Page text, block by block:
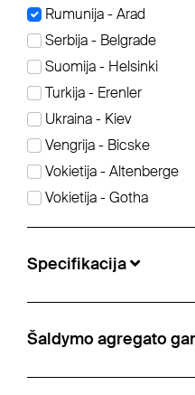
Rumunija - Arad
Serbija - Belgrade
Suomija - Helsinki
Turkija - Erenler
Ukraina - Kiev
Vengrija - Bicske
Vokietija - Altenberge
Vokietija - Gotha
Specifikacija
Šaldymo agregato
Schmitz Cargobull -
11.490 €
Numeris:
5499692
Padalinys:Arad, Rumunija
Gamybos metai:2017
Ašių gamintojas:Schmitz